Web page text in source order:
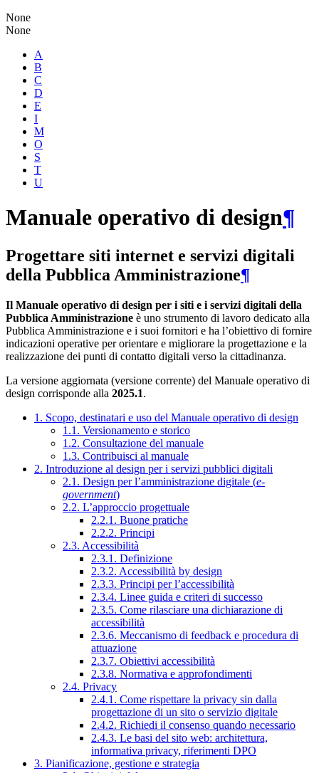
None
None
A
B
C
D
E
I
M
O
S
T
U
Manuale operativo di design¶
Progettare siti internet e servizi digitali
della Pubblica Amministrazione¶
Il Manuale operativo di design per i siti e i servizi digitali della
Pubblica Amministrazione è uno strumento di lavoro dedicato alla
Pubblica Amministrazione e i suoi fornitori e ha l’obiettivo di fornire
indicazioni operative per orientare e migliorare la progettazione e la
realizzazione dei punti di contatto digitali verso la cittadinanza.
La versione aggiornata (versione corrente) del Manuale operativo di
design corrisponde alla 2025.1.
1. Scopo, destinatari e uso del Manuale operativo di design
1.1. Versionamento e storico
1.2. Consultazione del manuale
1.3. Contribuisci al manuale
2. Introduzione al design per i servizi pubblici digitali
2.1. Design per l’amministrazione digitale (e-
government)
2.2. L’approccio progettuale
2.2.1. Buone pratiche
2.2.2. Principi
2.3. Accessibilità
2.3.1. Definizione
2.3.2. Accessibilità by design
2.3.3. Principi per l’accessibilità
2.3.4. Linee guida e criteri di successo
2.3.5. Come rilasciare una dichiarazione di
accessibilità
2.3.6. Meccanismo di feedback e procedura di
attuazione
2.3.7. Obiettivi accessibilità
2.3.8. Normativa e approfondimenti
2.4. Privacy
2.4.1. Come rispettare la privacy sin dalla
progettazione di un sito o servizio digitale
2.4.2. Richiedi il consenso quando necessario
2.4.3. Le basi del sito web: architettura,
informativa privacy, riferimenti DPO
3. Pianificazione, gestione e strategia